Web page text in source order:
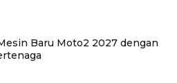
Baru Moto2 2027 dengan